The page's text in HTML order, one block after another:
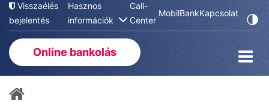
Visszaélés
bejelentés
Hasznos
információk
Call-
Center
MobilBankKapcsolat
Online bankolás